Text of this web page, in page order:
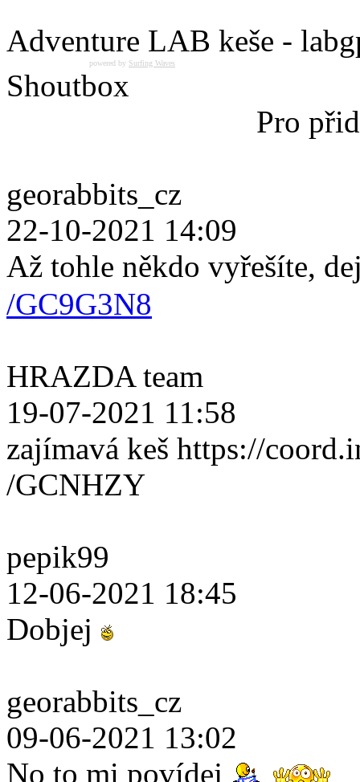
Adventure LAB keše -
powered by Surfing Waves
Shoutbox
Pro
georabbits_cz
22-10-2021 14:09
Až tohle někdo vyřešíte,
/GC9G3N8
HRAZDA team
19-07-2021 11:58
zajímavá keš https://
/GCNHZY
pepik99
12-06-2021 18:45
Dobjej
georabbits_cz
09-06-2021 13:02
No to mi povídej